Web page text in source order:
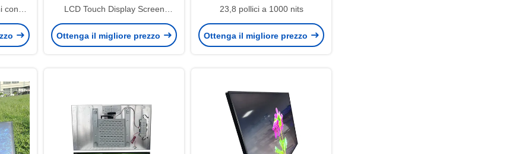
con
LCD Touch Display Screen
Monitor con risoluzione
1920*1080 e interfaccia eDP
Ottenga il migliore prezzo
23,8 pollici a 1000 nits
Ottenga il migliore prezzo